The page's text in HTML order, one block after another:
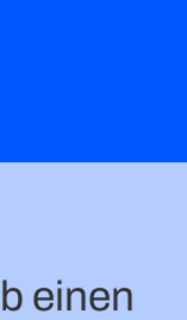
einen